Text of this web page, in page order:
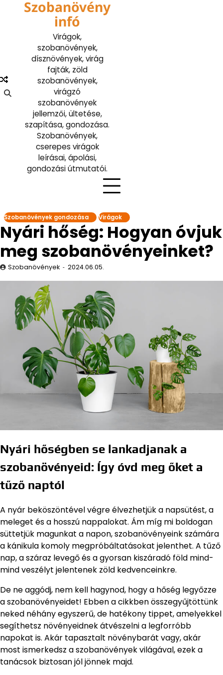
Szobanövény
infó
Virágok,
szobanövények,
dísznövények, virág
fajták, zöld
szobanövények,
virágzó
szobanövények
jellemzői, ültetése,
szapítása, gondozása.
Szobanövények,
cserepes virágok
leírásai, ápolási,
gondozási útmutatói.
Szobanövények gondozása Virágok
Nyári hőség: Hogyan óvjuk
meg szobanövényeinket?
Szobanövények 2024.06.05.
Nyári hőségben se lankadjanak a
szobanövényeid: Így óvd meg őket a
tűző naptól
A nyár beköszöntével végre élvezhetjük a napsütést, a
meleget és a hosszú nappalokat. Ám míg mi boldogan
süttetjük magunkat a napon, szobanövényeink számára
a kánikula komoly megpróbáltatásokat jelenthet. A tűző
nap, a száraz levegő és a gyorsan kiszáradó föld mind-
mind veszélyt jelentenek zöld kedvenceinkre.
De ne aggódj, nem kell hagynod, hogy a hőség legyőzze
a szobanövényeidet! Ebben a cikkben összegyűjtöttünk
neked néhány egyszerű, de hatékony tippet, amelyekkel
segíthetsz növényeidnek átvészelni a legforróbb
napokat is. Akár tapasztalt növénybarát vagy, akár
most ismerkedsz a szobanövények világával, ezek a
tanácsok biztosan jól jönnek majd.